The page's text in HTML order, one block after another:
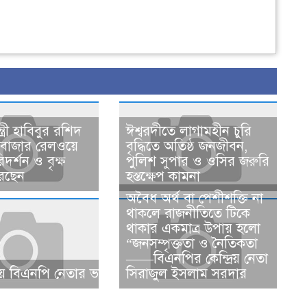
হাবিবুর রশিদ
রেলওয়ে
ও বৃক্ষ
ঈশ্বরদীতে লাগামহীন চুরি
বৃদ্ধিতে অতিষ্ঠ জনজীবন,
পুলিশ সুপার ও ওসির জরুরি
হস্তক্ষেপ কামনা ​
বিএনপি নেতার ভাতিজাকে ছাত্রলীগের সাধারণ সম্পাদক
​​অবৈধ অর্থ বা পেশীশক্তি না
থাকলে রাজনীতিতে টিকে
থাকার একমাত্র উপায় হলো
“জনসম্পৃক্ততা ও নৈতিকতা
——বিএনপির কেন্দ্রিয় নেতা
সিরাজুল ইসলাম সরদার